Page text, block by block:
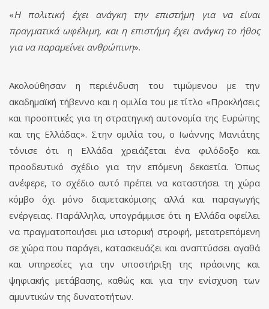
«Η πολιτική έχει ανάγκη την επιστήμη για να είναι
πραγματικά ωφέλιμη, και η επιστήμη έχει ανάγκη το ήθος
για να παραμείνει ανθρώπινη».
Ακολούθησαν η περιένδυση του τιμώμενου με την
ακαδημαϊκή τήβεννο και η ομιλία του με τίτλο «Προκλήσεις
και προοπτικές για τη στρατηγική αυτονομία της Ευρώπης
και της Ελλάδας». Στην ομιλία του, ο Ιωάννης Μανιάτης
τόνισε ότι η Ελλάδα χρειάζεται ένα φιλόδοξο και
προοδευτικό σχέδιο για την επόμενη δεκαετία. Όπως
ανέφερε, το σχέδιο αυτό πρέπει να καταστήσει τη χώρα
κόμβο όχι μόνο διαμετακόμισης αλλά και παραγωγής
ενέργειας. Παράλληλα, υπογράμμισε ότι η Ελλάδα οφείλει
να πραγματοποιήσει μια ιστορική στροφή, μετατρεπόμενη
σε χώρα που παράγει, κατασκευάζει και αναπτύσσει αγαθά
και υπηρεσίες για την υποστήριξη της πράσινης και
ψηφιακής μετάβασης, καθώς και για την ενίσχυση των
αμυντικών της δυνατοτήτων.